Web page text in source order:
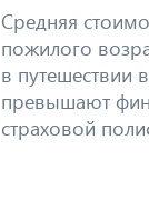
Средняя
пожилого
в путешествии
превышают
страховой